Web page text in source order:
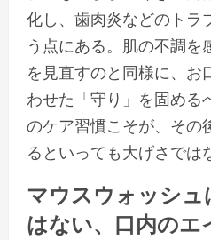
化し、歯肉炎などのトラ
う点にある。肌の不調を
を見直すのと同様に、お
わせた「守り」を固める
のケア習慣こそが、その
るといっても大げさでは
マウスウォッシ
はない、口内のエ